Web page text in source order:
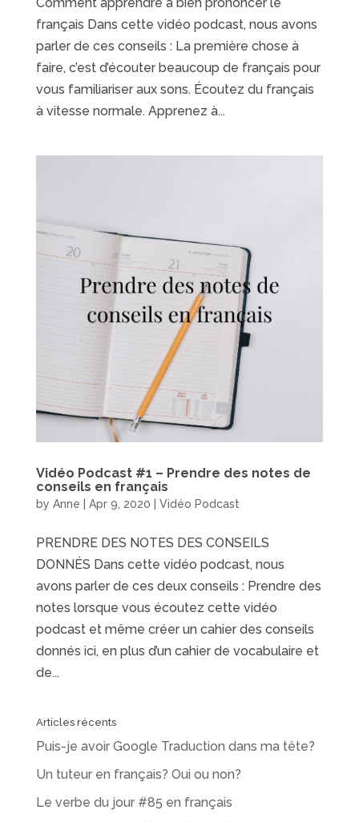
français Dans cette vidéo podcast, nous avons
parler de ces conseils : La première chose à
faire, c’est d’écouter beaucoup de français pour
vous familiariser aux sons. Écoutez du français
à vitesse normale. Apprenez à...
Vidéo Podcast #1 – Prendre des notes de
conseils en français
by Anne Apr 9, 2020 Vidéo Podcast
PRENDRE DES NOTES DES CONSEILS
DONNÉS Dans cette vidéo podcast, nous
avons parler de ces deux conseils : Prendre des
notes lorsque vous écoutez cette vidéo
podcast et même créer un cahier des conseils
donnés ici, en plus d’un cahier de vocabulaire et
de...
Articles récents
Puis-je avoir Google Traduction dans ma tête?
Un tuteur en français? Oui ou non?
Le verbe du jour #85 en français